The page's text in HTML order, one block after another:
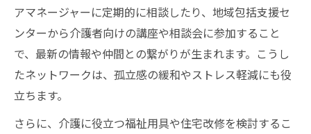
アマネージャーに定期的に相談したり、地域包括支援セ
ンターから介護者向けの講座や相談会に参加すること
で、最新の情報や仲間との繋がりが生まれます。こうし
たネットワークは、孤立感の緩和やストレス軽減にも役
立ちます。
さらに、介護に役立つ福祉用具や住宅改修を検討するこ